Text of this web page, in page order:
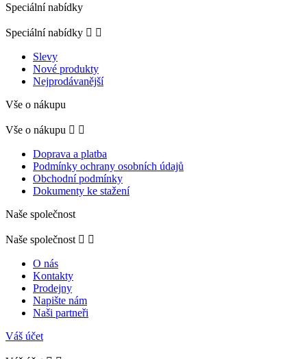
Speciální nabídky
Speciální nabídky  
Slevy
Nové produkty
Nejprodávanější
Vše o nákupu
Vše o nákupu  
Doprava a platba
Podmínky ochrany osobních údajů
Obchodní podmínky
Dokumenty ke stažení
Naše společnost
Naše společnost  
O nás
Kontakty
Prodejny
Napište nám
Naši partneři
Váš účet